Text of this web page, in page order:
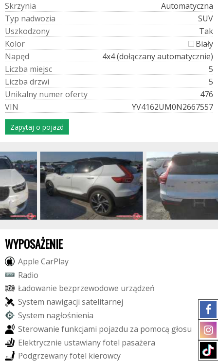
Skrzynia
Automatyczna
Typ nadwozia
SUV
Uszkodzony
Tak
Kolor
Biały
Napęd
4x4 (dołączany automatycznie)
Liczba miejsc
5
Liczba drzwi
5
Unikalny numeroferty
476
VIN YV4162UM0N2667557
Zapytaj o pojazd
WYPOSAŻENIE
Apple CarPlay
Radio
Ładowanie bezprzewodowe urządzeń
System nawigacji satelitarnej
System nagłośnienia
Sterowanie funkcjami pojazdu za pomocą głosu
Elektrycznie ustawianyfotel pasażera
Podgrzewanyfotel kierowcy